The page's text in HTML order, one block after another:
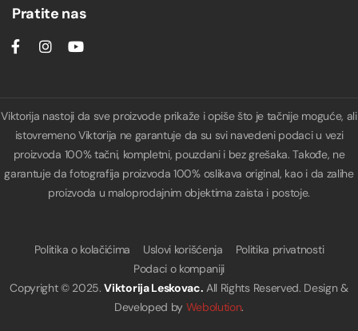
Pratite nas
Viktorija nastoji da sve proizvode prikaže i opiše što je tačnije moguće, ali
istovremeno Viktorija ne garantuje da su svi navedeni podaci u vezi
proizvoda 100% tačni, kompletni, pouzdani i bez grešaka. Takođe, ne
garantuje da fotografija proizvoda 100% oslikava original, kao i da zalihe
proizvoda u maloprodajnim objektima zaista i postoje.
Copyright © 2025.Viktorija Leskovac. All Rights Reserved. Design &
Developed by Webolution.
Politika o kolačićima Uslovi korišćenja
Politika privatnosti
Podaci o kompaniji